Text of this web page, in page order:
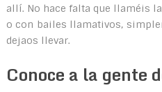
allí. No hace falta que llaméis
o con bailes llamativos,
dejaos llevar.
Conoce a la gente